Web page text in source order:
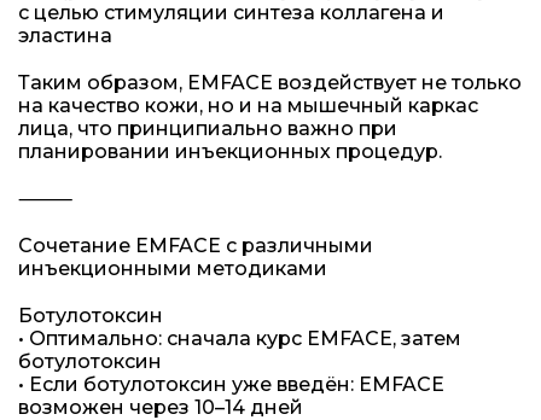
с целью стимуляции синтеза коллагена и
эластина
Таким образом, EMFACE воздействует не только
на качество кожи, но и на мышечный каркас
лица, что принципиально важно при
планировании инъекционных процедур.
⸻
Сочетание EMFACE с различными
инъекционными методиками
Ботулотоксин
• Оптимально: сначала курс EMFACE, затем
ботулотоксин
• Если ботулотоксин уже введён: EMFACE
возможен через 10–14 дней